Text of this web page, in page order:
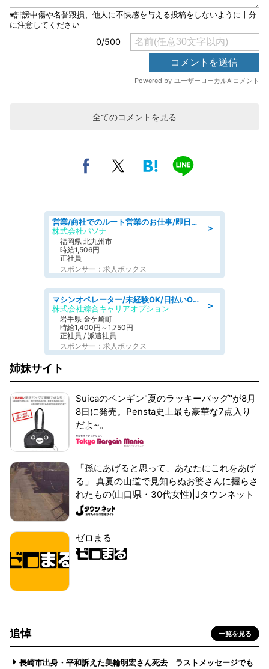
全てのコメントを見る
＞
営業/商社でのルート営業のお仕事/即日勤務可/車通勤可/営業
株式会社パソナ
福岡県 北九州市
時給1,506円
正社員
スポンサー：求人ボックス
＞
マシンオペレーター/未経験OK/日払いOK/寮完備/交替制/20・30・40代活躍中
株式会社綜合キャリアオプション
岩手県 金ケ崎町
時給1,400円～1,750円
正社員 / 派遣社員
スポンサー：求人ボックス
姉妹サイト
Suicaのペンギン"夏のラッキーバッグ"が8月
8日に発売。Pensta史上最も豪華な7点入り
だよ~。
「孫にあげると思って、あなたにこれをあげ
る」 真夏の山道で見知らぬお婆さんに握らさ
れたもの(山口県・30代女性)|Jタウンネット
ゼロまる
追悼 一覧を見る
長崎市出身・平和訴えた美輪明宏さん死去 ラストメッセージでも